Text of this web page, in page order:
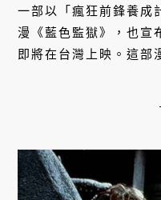
一部以「瘋狂前鋒養成
漫《藍色監獄》，也宣
即將在台灣上映。這部